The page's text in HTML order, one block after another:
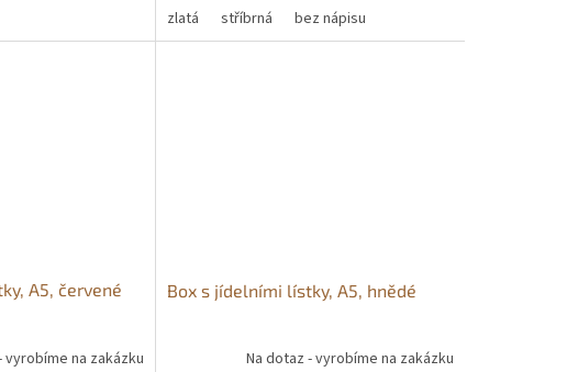
zlatá stříbrná bez nápisu
A5, červené
vyrobíme na zakázku
Box s jídelními lístky, A5, hnědé
Na dotaz - vyrobíme na zakázku